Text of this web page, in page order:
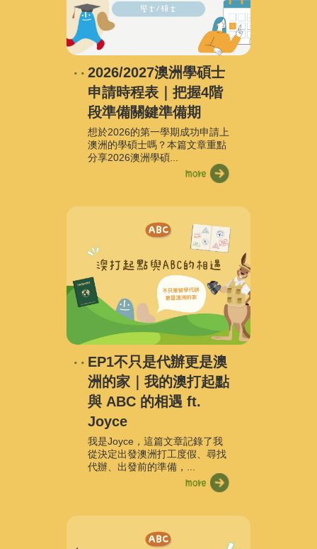
2026/2027澳洲學碩士
申請時程表｜把握4階
段準備關鍵準備期
想於2026的第一學期成功申請上
澳洲的學碩士嗎？本篇文章重點
分享2026澳洲學碩...
EP1不只是代辦更是澳
洲的家｜我的澳打起點
與 ABC 的相遇 ft.
Joyce
我是Joyce，這篇文章記錄了我
從決定出發澳洲打工度假、尋找
代辦、出發前的準備，...